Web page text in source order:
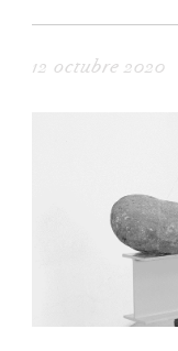
12 octubre 2020